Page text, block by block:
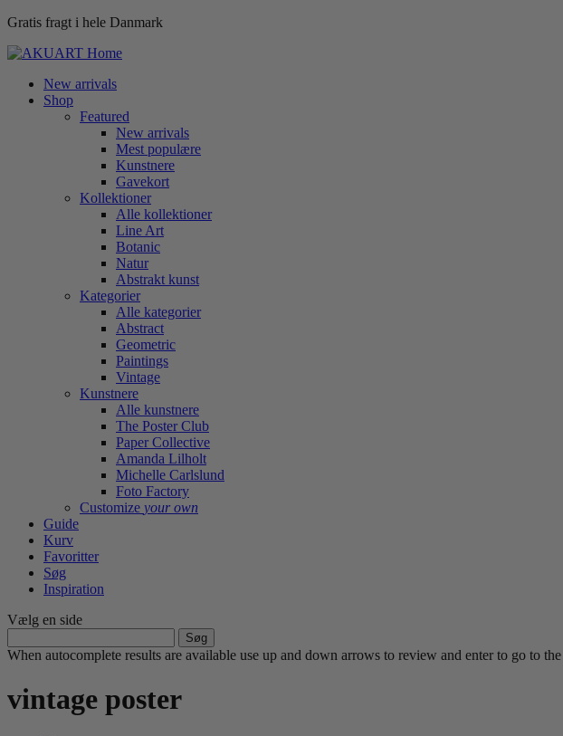
Gratis fragt i hele Danmark
New arrivals
Shop
Featured
New arrivals
Mest populære
Kunstnere
Gavekort
Kollektioner
Alle kollektioner
Line Art
Botanic
Natur
Abstrakt kunst
Kategorier
Alle kategorier
Abstract
Geometric
Paintings
Vintage
Kunstnere
Alle kunstnere
The Poster Club
Paper Collective
Amanda Lilholt
Michelle Carlslund
Foto Factory
Customize your own
Guide
Kurv
Favoritter
Søg
Inspiration
Vælg en side
efter:
When autocomplete results are available use up and down arrows to review and enter to go to
vintage poster